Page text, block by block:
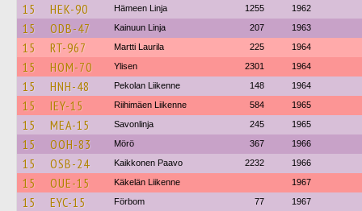
15 HEK-90 Hämeen Linja 1255 1962
15 ODB-47 Kainuun Linja 207 1963
15 RT-967 Martti Laurila 225 1964
15 HOM-70 Ylisen 2301 1964
15 HNH-48 Pekolan Liikenne 148 1964
15 IEY-15 Riihimäen Liikenne 584 1965
15 MEA-15 Savonlinja 245 1965
15 OOH-83 Mörö 367 1966
15 OSB-24 Kaikkonen Paavo 2232 1966
15 OUE-15 Käkelän Liikenne 1967
15 EYC-15 Förbom 77 1967